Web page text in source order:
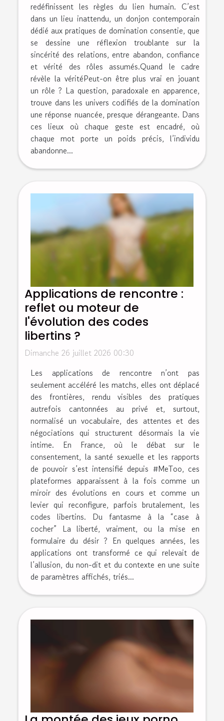
redéfinissent les règles du lien humain. C’est
dans un lieu inattendu, un donjon contemporain
dédié aux pratiques de domination consentie, que
se dessine une réflexion troublante sur la
sincérité des relations, entre abandon, confiance
et vérité des rôles assumés.Quand le cadre
révèle la véritéPeut-on être plus vrai en jouant
un rôle ? La question, paradoxale en apparence,
trouve dans les univers codifiés de la domination
une réponse nuancée, presque dérangeante. Dans
ces lieux où chaque geste est encadré, où
chaque mot porte un poids précis, l’individu
abandonne...
Applications de rencontre :
reflet ou moteur de
l'évolution des codes
libertins ?
Dimanche 26 juillet 2026 00:30
Les applications de rencontre n’ont pas
seulement accéléré les matchs, elles ont déplacé
des frontières, rendu visibles des pratiques
autrefois cantonnées au privé et, surtout,
normalisé un vocabulaire, des attentes et des
négociations qui structurent désormais la vie
intime. En France, où le débat sur le
consentement, la santé sexuelle et les rapports
de pouvoir s’est intensifié depuis #MeToo, ces
plateformes apparaissent à la fois comme un
miroir des évolutions en cours et comme un
levier qui reconfigure, parfois brutalement, les
codes libertins. Du fantasme à la “case à
cocher” La liberté, vraiment, ou la mise en
formulaire du désir ? En quelques années, les
applications ont transformé ce qui relevait de
l’allusion, du non-dit et du contexte en une suite
de paramètres affichés, triés...